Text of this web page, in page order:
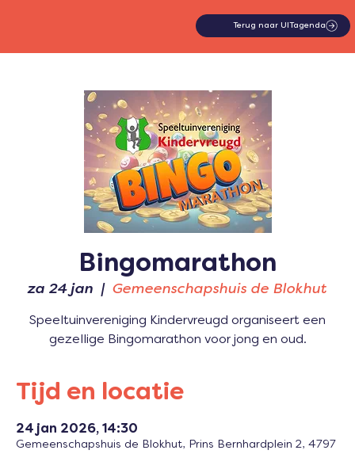
Terug naar UITagenda
Bingomarathon
za 24 jan
  |
Gemeenschapshuis de Blokhut
Speeltuinvereniging Kindervreugd organiseert een
gezellige Bingomarathon voor jong en oud.
Tijd en locatie
24 jan 2026, 14:30
Gemeenschapshuis de Blokhut, Prins Bernhardplein 2, 4797